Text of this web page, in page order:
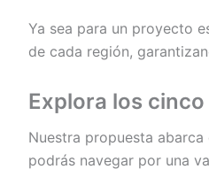
Ya sea para un proyecto
de cada región,
Explora los
Nuestra propuesta
podrás navegar por una